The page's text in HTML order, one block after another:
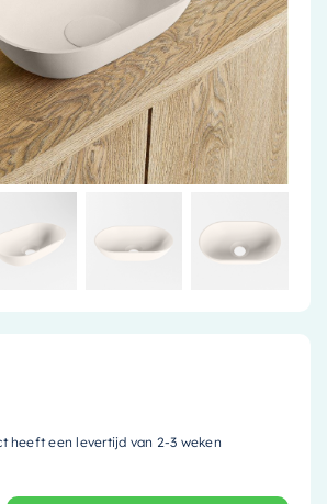
heeft een levertijd van 2-3 weken